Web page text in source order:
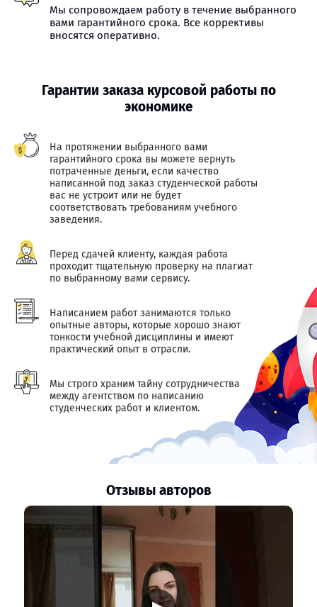
Мы сопровождаем работу в течение выбранного
вами гарантийного срока. Все коррективы
вносятся оперативно.
Гарантии заказа курсовой работы по
экономике
На протяжении выбранного вами
гарантийного срока вы можете вернуть
потраченные деньги, если качество
написанной под заказ студенческой работы
вас не устроит или не будет
соответствовать требованиям учебного
заведения.
Перед сдачей клиенту, каждая работа
проходит тщательную проверку на плагиат
по выбранному вами сервису.
Написанием работ занимаются только
опытные авторы, которые хорошо знают
тонкости учебной дисциплины и имеют
практический опыт в отрасли.
Мы строго храним тайну сотрудничества
между агентством по написанию
студенческих работ и клиентом.
Отзывы авторов